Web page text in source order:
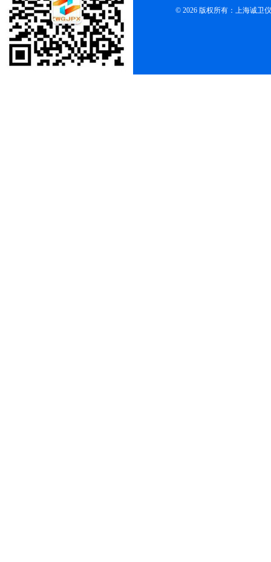
© 2026 版权所有：上海诚卫